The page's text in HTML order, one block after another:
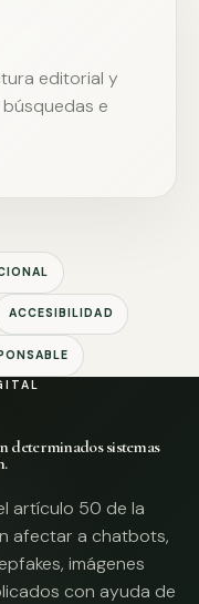
editorial y
e
ACCESIBILIDAD
determinados sistemas
artículo 50 de la
afectar a chatbots,
imágenes
con ayuda de